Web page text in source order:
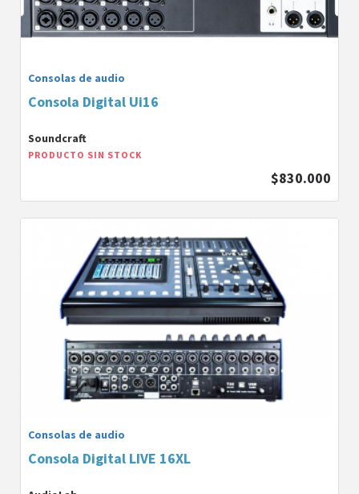
Consolas de audio
Consola Digital Ui16
Soundcraft
PRODUCTO SIN STOCK
$830.000
Consolas de audio
Consola Digital LIVE 16XL